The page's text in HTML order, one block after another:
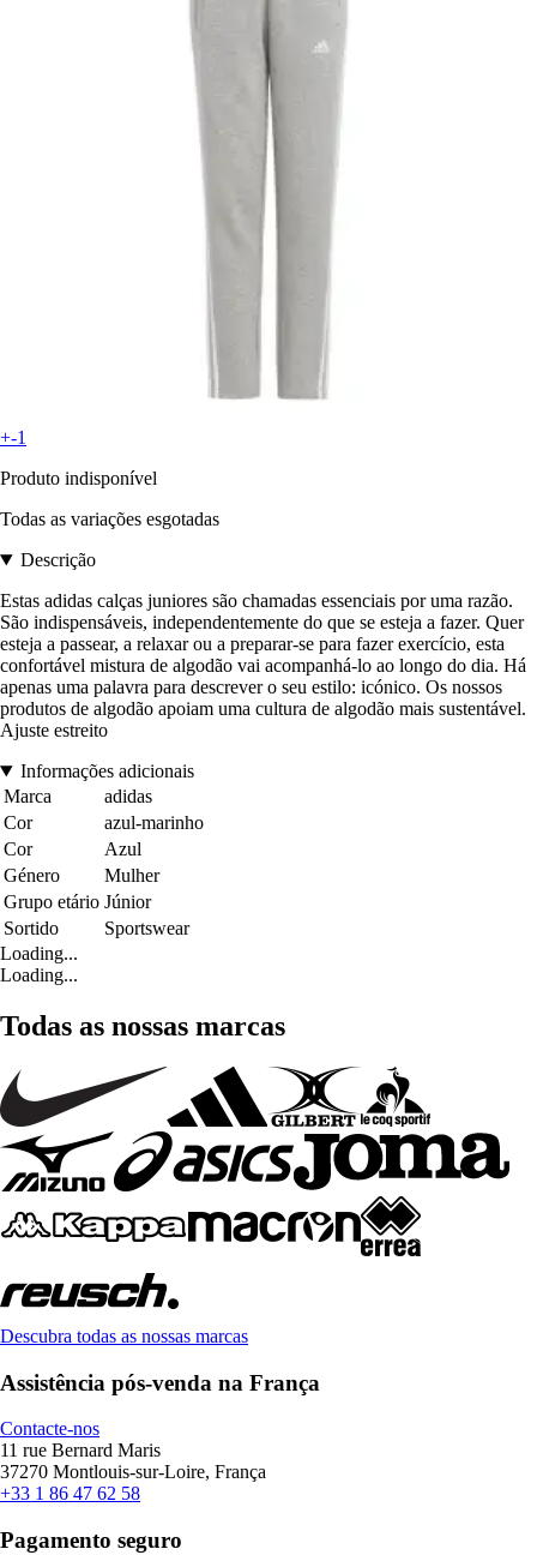
+-1
Produto indisponível
Todas as variações esgotadas
Descrição
Estas adidas calças juniores são chamadas essenciais por uma razão.
São indispensáveis, independentemente do que se esteja a fazer. Quer
esteja a passear, a relaxar ou a preparar-se para fazer exercício, esta
confortável mistura de algodão vai acompanhá-lo ao longo do dia. Há
apenas uma palavra para descrever o seu estilo: icónico. Os nossos
produtos de algodão apoiam uma cultura de algodão mais sustentável.
Ajuste estreito
Informações adicionais
Marca
adidas
Cor
azul-marinho
Cor
Azul
Género
Mulher
Grupo etário Júnior
Sortido
Sportswear
Loading...
Loading...
Todas as nossas marcas
Descubra todas as nossas marcas
Assistência pós-venda na França
Contacte-nos
11 rue Bernard Maris
37270 Montlouis-sur-Loire, França
+33 1 86 47 62 58
Pagamento seguro